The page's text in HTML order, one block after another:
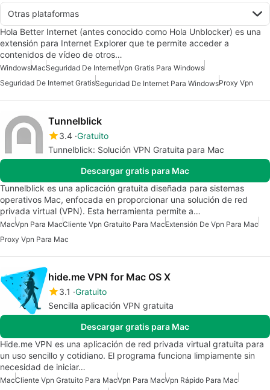
Otras plataformas
Hola Better Internet (antes conocido como Hola Unblocker) es una
extensión para Internet Explorer que te permite acceder a
contenidos de vídeo de otros…
WindowsMacSeguridad De InternetVpn Gratis Para Windows
Seguridad De Internet GratisSeguridad De Internet Para WindowsProxy Vpn
Tunnelblick
3.4 Gratuito
Tunnelblick: Solución VPN Gratuita para Mac
Descargar gratis para Mac
Tunnelblick es una aplicación gratuita diseñada para sistemas
operativos Mac, enfocada en proporcionar una solución de red
privada virtual (VPN). Esta herramienta permite a…
MacVpn Para MacCliente Vpn Gratuito Para MacExtensión De Vpn Para Mac
Proxy Vpn Para Mac
hide.me VPN for Mac OS X
3.1 Gratuito
Sencilla aplicación VPN gratuita
Descargar gratis para Mac
Hide.me VPN es una aplicación de red privada virtual gratuita para
un uso sencillo y cotidiano. El programa funciona limpiamente sin
necesidad de iniciar…
MacCliente Vpn Gratuito Para MacVpn Para MacVpn Rápido Para Mac